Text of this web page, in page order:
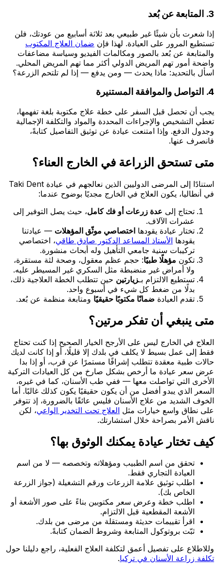
3. المتابعة عن بُعد
إذا شعرت بأن شيئًا غير طبيعي بعد ثلاثة أسابيع من عودتك، فلن
تستطيع المرور على العيادة. لهذا فإن ضمان العلاج المكتوب
والمتابعة عن بُعد بالصور ومكالمات الفيديو وسياسة مضاعفات
واضحة أمور تهم المريض الدولي أكثر مما تهم المريض المحلي.
اسأل بالتحديد: ماذا يحدث — ومن يدفع — إذا لم تلتحم الزرعة؟
4. التواصل والموافقة المستنيرة
يجب أن تحصل قبل السفر على خطة علاج مكتوبة بلغة تفهمها،
تغطي التشخيص والإجراءات المحددة والمواد والتكلفة الإجمالية
وجدول الدفع. وإذا امتنعت عيادة عن توثيق التفاصيل كتابةً،
فانصرف عنها.
متى تستحق الزراعة في الخارج العناء؟
استنادًا إلى المرضى الدوليين الذين نعالجهم في عيادة Taki Dent
في أنطاليا، يكون العلاج في الخارج مجديًا بوضوح عندما:
تحتاج إلى عدة زرعات أو فك كامل، حيث يصل التوفير إلى
عشرات الآلاف.
تختار عيادة يقودها اختصاصي موثّق المؤهلات — عيادتنا
يقودها الأستاذ المساعد الدكتور صادق طاقي، اختصاصي
تركيبات سنية جامعي التأهيل وله أبحاث منشورة.
تكون مؤهلًا طبيًا: حجم عظم معقول، وصحة لثة مستقرة،
ولا أمراض غير منضبطة مثل السكري غير المسيطر عليه.
تستطيع الالتزام بـزيارتين حين تتطلب الخطة العلاجية ذلك،
بدلًا من ضغط كل شيء في أسبوع واحد.
تقدم العيادة ضمانًا مكتوبًا حقيقيًا ومتابعة منظمة عن بُعد.
متى ينبغي أن تفكر مرتين؟
العلاج في الخارج ليس على الأرجح الخيار الصحيح إذا كنت تحتاج
فقط إلى عمل بسيط لا يكلف في بلدك إلا قليلًا، أو إذا كانت لديك
حالات طبية معقدة تتطلب إشرافًا مستمرًا عن قرب، أو إذا بدا
عرض سعر عيادة ما أرخص بشكل صارخ من كل العيادات التركية
الأخرى التي تواصلت معها — ففي طب الأسنان، كما في غيره،
السعر الذي يبدو أفضل من أن يكون حقيقيًا يكون كذلك غالبًا. أما
الخوف الشديد من علاج الأسنان فليس عائقًا بالضرورة، إذ تتوفر
على نطاق واسع خيارات مثل العلاج تحت التخدير الواعي، لكن
ناقش الأمر بصراحة خلال استشارتك.
كيف تختار عيادة يمكنك الوثوق بها؟
تحقق من اسم الطبيب ومؤهلاته وتخصصه — لا من اسم
العيادة التجاري فقط.
اطلب توثيق علامة الزرعات ورقم التشغيلة (جواز الزرعة
الخاص بك).
اطلب خطة وعرض سعر مكتوبين بناءً على صور الأشعة أو
الأشعة المقطعية قبل الالتزام.
اقرأ تقييمات حديثة ومستقلة من مرضى من بلدك.
ثبّت بروتوكول المتابعة وشروط الضمان كتابةً.
وللاطلاع على تفصيل أعمق لتكلفة العلاج الفعلية، راجع دليلنا حول
تكلفة زراعة الأسنان في تركيا.